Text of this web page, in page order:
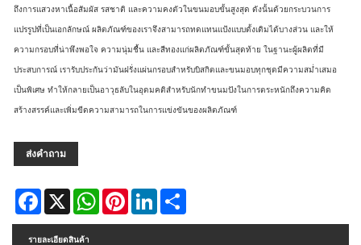
ถึงการแสวงหาเนื้อสัมผัส รสชาติ และความคงตัวในขนมอบขั้นสูงสุด ดังนั้นด้วยกระบวนการ
แปรรูปที่เป็นเอกลักษณ์ ผลิตภัณฑ์ของเราจึงสามารถทดแทนแป้งแบบดั้งเดิมได้บางส่วน และให้
ความกรอบที่น่าพึงพอใจ ความนุ่มชื้น และสีทองแก่ผลิตภัณฑ์ขั้นสุดท้าย ในฐานะผู้ผลิตที่มี
ประสบการณ์ เรารับประกันว่ามันฝรั่งแผ่นกรอบสำหรับบิสกิตและขนมอบทุกชุดมีความสม่ำเสมอ
เป็นพิเศษ ทำให้กลายเป็นอาวุธลับในอุดมคติสำหรับนักทำขนมปังในการตระหนักถึงความคิด
สร้างสรรค์และเพิ่มขีดความสามารถในการแข่งขันของผลิตภัณฑ์
ส่งคำถาม
Facebook WhatsAppPinterest LinkedIn
รายละเอียดสินค้า